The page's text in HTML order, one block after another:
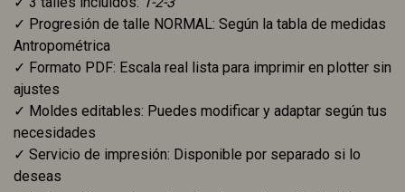
✓ Progresión de talle NORMAL: Según la tabla de medidas
Antropométrica
✓ Formato PDF: Escala real lista para imprimir en plotter sin
ajustes
✓ Moldes editables: Puedes modificar y adaptar según tus
necesidades
✓ Servicio de impresión: Disponible por separado si lo
deseas